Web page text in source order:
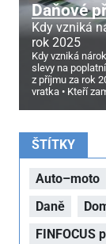
Daňové
Kdy vzniká
rok 2025
Kdy vzniká
slevy na
z příjmu za rok
vratka
Kteří
ŠTÍTKY
Auto–moto
Daně
FINFOCUS